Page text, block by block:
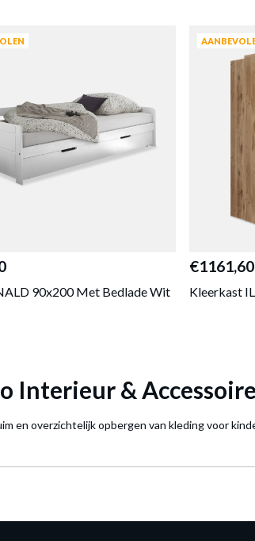
90x200 Met Bedlade Wit
€1161,60
Kleerkast
Interieur &
en overzichtelijk opbergen van kleding voor